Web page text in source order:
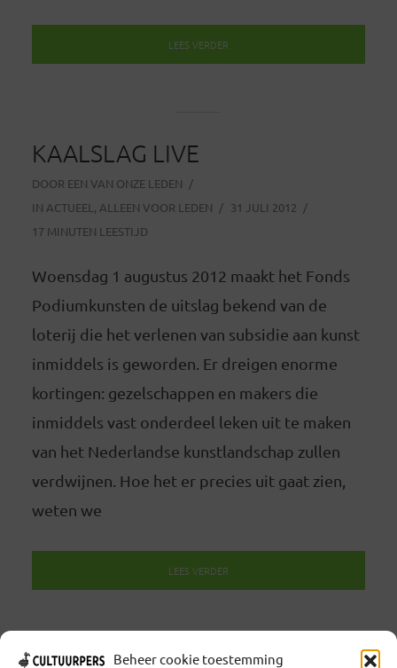
Beheer cookie toestemming
LEES VERDER
KAALSLAG LIVE
DOOR EEN VAN ONZE LEDEN
IN ACTUEEL , ALLEEN VOOR LEDEN
31 JULI 2012
17 MINUTEN LEESTIJD
Woensdag 1 augustus 2012 maakt het Fonds
Podiumkunsten de uitslag bekend van de
loterij die het verlenen van subsidie aan kunst
inmiddels is geworden. Er dreigen enorme
kortingen: gezelschappen en makers die
inmiddels vast onderdeel leken uit te maken
van het Nederlandse kunstlandschap zullen
verdwijnen. Hoe het er precies uit gaat zien,
weten we
LEES VERDER